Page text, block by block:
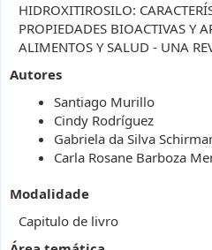
HIDROXITIROSILO:
PROPIEDADES BIOACTIVAS Y
ALIMENTOS Y SALUD - UNA
Autores
Santiago Murillo
Cindy Rodríguez
Gabriela da Silva
Carla Rosane Barboza
Modalidade
Capitulo de livro